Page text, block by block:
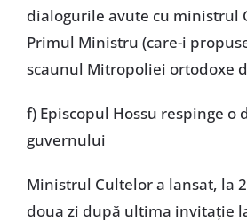
dialogurile avute cu ministrul
Primul Ministru (care-i
scaunul Mitropoliei ortodoxe
f) Episcopul Hossu respinge o
guvernului
Ministrul Cultelor a lansat, la
doua zi după ultima invitație